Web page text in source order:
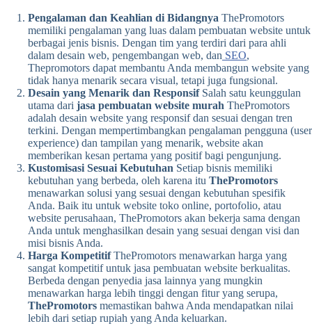
Pengalaman dan Keahlian di Bidangnya ThePromotors
memiliki pengalaman yang luas dalam pembuatan website untuk
berbagai jenis bisnis. Dengan tim yang terdiri dari para ahli
dalam desain web, pengembangan web, dan SEO,
Thepromotors dapat membantu Anda membangun website yang
tidak hanya menarik secara visual, tetapi juga fungsional.
Desain yang Menarik dan ResponsifSalah satu keunggulan
utama dari jasa pembuatan website murah ThePromotors
adalah desain website yang responsif dan sesuai dengan tren
terkini. Dengan mempertimbangkan pengalaman pengguna (user
experience) dan tampilan yang menarik, website akan
memberikan kesan pertama yang positif bagi pengunjung.
Kustomisasi Sesuai Kebutuhan Setiap bisnis memiliki
kebutuhan yang berbeda, oleh karena itu ThePromotors
menawarkan solusi yang sesuai dengan kebutuhan spesifik
Anda. Baik itu untuk website toko online, portofolio, atau
website perusahaan, ThePromotors akan bekerja sama dengan
Anda untuk menghasilkan desain yang sesuai dengan visi dan
misi bisnis Anda.
Harga KompetitifThePromotors menawarkan harga yang
sangat kompetitif untuk jasa pembuatan website berkualitas.
Berbeda dengan penyedia jasa lainnya yang mungkin
menawarkan harga lebih tinggi dengan fitur yang serupa,
ThePromotors memastikan bahwa Anda mendapatkan nilai
lebih dari setiap rupiah yang Anda keluarkan.